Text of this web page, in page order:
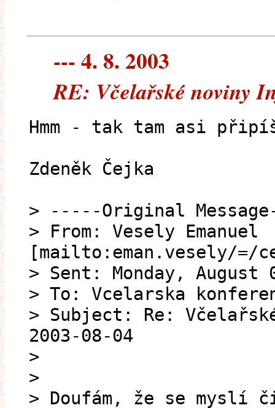
--- 4. 8. 2003
RE: Včelařské noviny
Hmm - tak tam asi
Zdeněk Čejka
> -----Original
> From: Vesely Emanuel
[mailto:eman.vesely/=/
> Sent: Monday, August
> To: Vcelarska
> Subject: Re:
2003-08-04
>
>
> Doufám, že se myslí